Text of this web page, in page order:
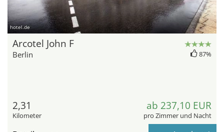
hotel.de
Arcotel John F
Berlin 87%
2,31
Kilometer
ab 237,10 EUR
pro Zimmer und Nacht